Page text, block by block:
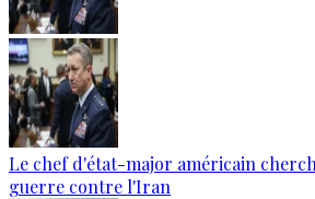
Le chef d'état-major américain
guerre contre l'Iran